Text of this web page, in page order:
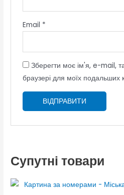
Email *
Зберегти моє ім'я, e-mail,
браузері для моїх подальших
Супутні товари